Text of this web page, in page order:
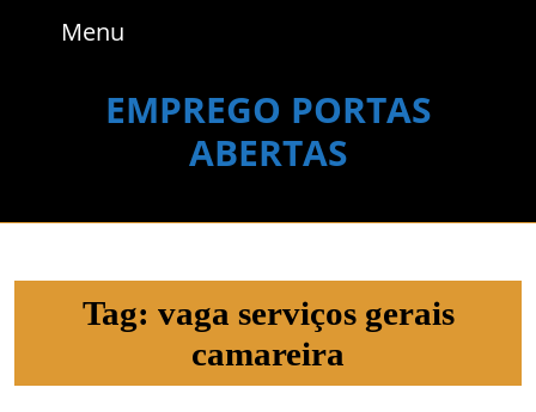
Menu
EMPREGO PORTAS
ABERTAS
Tag: vaga serviços gerais
camareira